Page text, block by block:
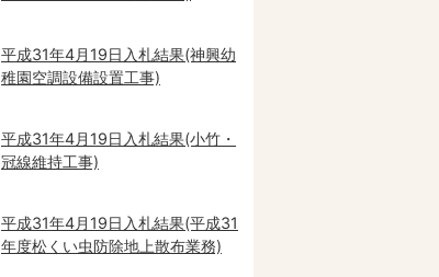
平成31年4月19日入札結果(神興幼
稚園空調設備設置工事)
平成31年4月19日入札結果(小竹・
冠線維持工事)
平成31年4月19日入札結果(平成31
年度松くい虫防除地上散布業務)